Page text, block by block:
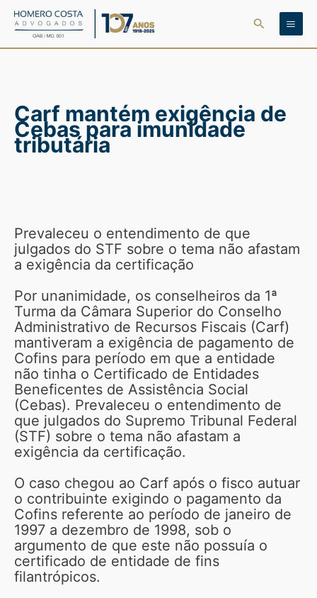
para
Pesquisar
Carf mantém exigência de
Cebas para imunidade
tributária
Prevaleceu o entendimento de que
julgados do STF sobre o tema não afastam
a exigência da certificação
Por unanimidade, os conselheiros da 1ª
Turma da Câmara Superior do Conselho
Administrativo de Recursos Fiscais (Carf)
mantiveram a exigência de pagamento de
Cofins para período em que a entidade
não tinha o Certificado de Entidades
Beneficentes de Assistência Social
(Cebas). Prevaleceu o entendimento de
que julgados do Supremo Tribunal Federal
(STF) sobre o tema não afastam a
exigência da certificação.
O caso chegou ao Carf após o fisco autuar
o contribuinte exigindo o pagamento da
Cofins referente ao período de janeiro de
1997 a dezembro de 1998, sob o
argumento de que este não possuía o
certificado de entidade de fins
filantrópicos.